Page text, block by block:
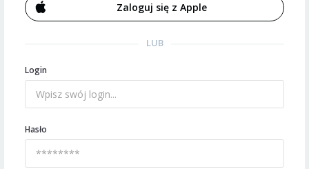
Zaloguj się z Apple
LUB
Login
Hasło